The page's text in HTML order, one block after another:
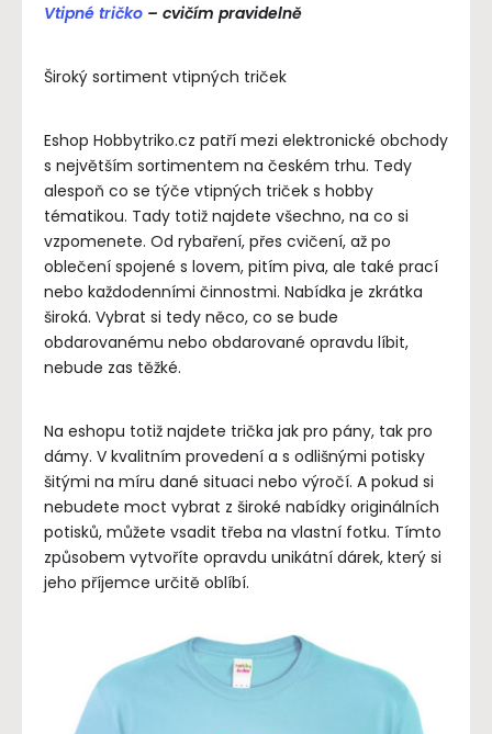
Vtipné tričko – cvičím pravidelně
Široký sortiment vtipných triček
Eshop Hobbytriko.cz patří mezi elektronické obchody
s největším sortimentem na českém trhu. Tedy
alespoň co se týče vtipných triček s hobby
tématikou. Tady totiž najdete všechno, na co si
vzpomenete. Od rybaření, přes cvičení, až po
oblečení spojené s lovem, pitím piva, ale také prací
nebo každodenními činnostmi. Nabídka je zkrátka
široká. Vybrat si tedy něco, co se bude
obdarovanému nebo obdarované opravdu líbit,
nebude zas těžké.
Na eshopu totiž najdete trička jak pro pány, tak pro
dámy. V kvalitním provedení a s odlišnými potisky
šitými na míru dané situaci nebo výročí. A pokud si
nebudete moct vybrat z široké nabídky originálních
potisků, můžete vsadit třeba na vlastní fotku. Tímto
způsobem vytvoříte opravdu unikátní dárek, který si
jeho příjemce určitě oblíbí.